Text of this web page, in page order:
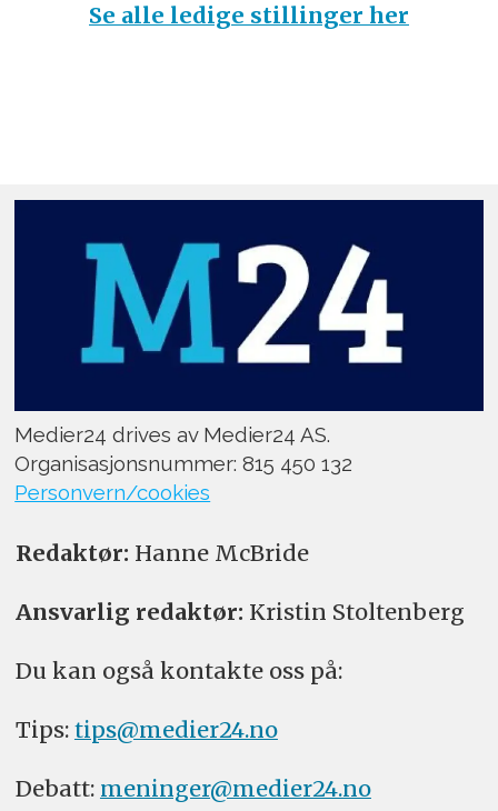
Se alle ledige stillinger her
Medier24 drives av Medier24 AS.
Organisasjonsnummer: 815 450 132
Personvern/cookies
Redaktør: Hanne McBride
Ansvarlig redaktør: Kristin Stoltenberg
Du kan også kontakte oss på:
Tips: tips@medier24.no
Debatt: meninger@medier24.no